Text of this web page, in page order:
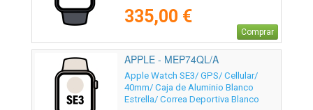
335,00 €
Comprar
APPLE - MEP74QL/A
Apple Watch SE3/ GPS/ Cellular/
40mm/ Caja de Aluminio Blanco
Estrella/ Correa Deportiva Blanco